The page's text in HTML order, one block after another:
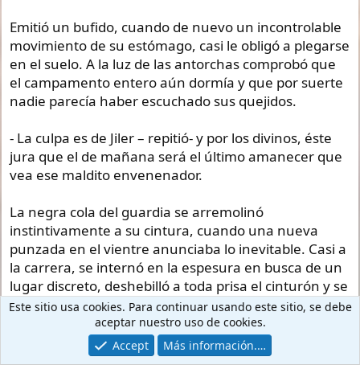
Emitió un bufido, cuando de nuevo un incontrolable
movimiento de su estómago, casi le obligó a plegarse
en el suelo. A la luz de las antorchas comprobó que
el campamento entero aún dormía y que por suerte
nadie parecía haber escuchado sus quejidos.
- La culpa es de Jiler – repitió- y por los divinos, éste
jura que el de mañana será el último amanecer que
vea ese maldito envenenador.
La negra cola del guardia se arremolinó
instintivamente a su cintura, cuando una nueva
punzada en el vientre anunciaba lo inevitable. Casi a
la carrera, se internó en la espesura en busca de un
lugar discreto, deshebilló a toda prisa el cinturón y se
desprendió de los calzones justo a tiempo.
Su expresión de alivio se tornó en un gesto de
infinita sorpresa cuando la afilada hoja de una daga
Este sitio usa cookies. Para continuar usando este sitio, se debe
aceptar nuestro uso de cookies.
Accept
Más información.…